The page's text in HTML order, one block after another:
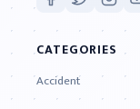
CATEGORIES
Accident